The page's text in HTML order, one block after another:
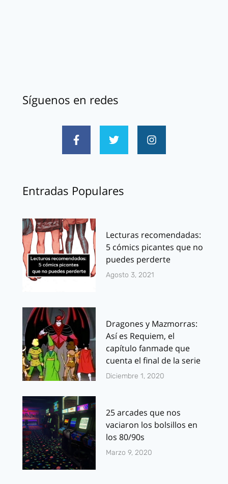
Síguenos en redes
Entradas Populares
Lecturas recomendadas:
5 cómics picantes que no
puedes perderte
Agosto 3, 2021
Dragones y Mazmorras:
Así es Requiem, el
capítulo fanmade que
cuenta el final de la serie
Diciembre 1, 2020
25 arcades que nos
vaciaron los bolsillos en
los 80/90s
Marzo 9, 2020